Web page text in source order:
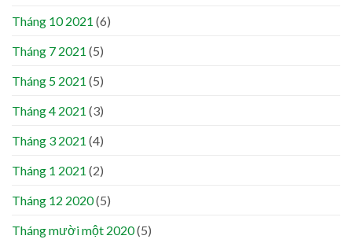
Tháng 10 2021 (6)
Tháng 7 2021 (5)
Tháng 5 2021 (5)
Tháng 4 2021 (3)
Tháng 3 2021 (4)
Tháng 1 2021 (2)
Tháng 12 2020(5)
Tháng mười một 2020(5)